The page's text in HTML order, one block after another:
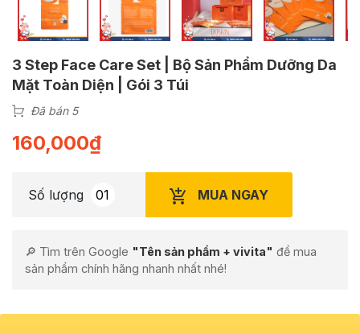
3 Step Face Care Set | Bộ Sản Phẩm Dưỡng Da
Mặt Toàn Diện | Gói 3 Túi
Đã bán 5
160,000₫
Số lượng MUA NGAY
🔎 Tìm trên Google "Tên sản phẩm + vivita" để mua
sản phẩm chính hãng nhanh nhất nhé!